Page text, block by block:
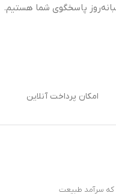
امکان پرداخت آنلاین
که سرآمد طبیعت